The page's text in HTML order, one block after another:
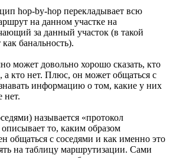
hop-by-hop перекладывает всю
на данном участке на
за данный участок (в такой
банальность).
может довольно хорошо сказать, кто
а кто нет. Плюс, он может общаться с
информацию о том, какие у них
нет.
называется «протокол
то, каким образом
общаться с соседями и как именно это
на таблицу маршрутизации. Сами